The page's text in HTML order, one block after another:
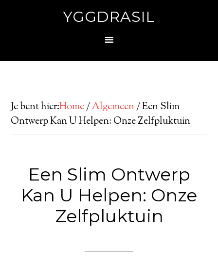
YGGDRASIL
Je bent hier:Home/Algemeen/Een Slim
Ontwerp Kan U Helpen: Onze Zelfpluktuin
Een Slim Ontwerp
Kan U Helpen: Onze
Zelfpluktuin